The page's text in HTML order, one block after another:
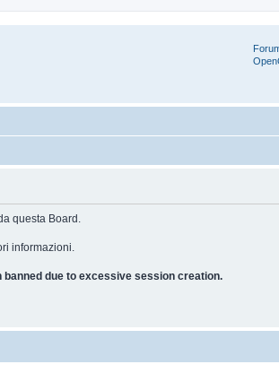
questa Board.
informazioni.
banned due to excessive session creation.